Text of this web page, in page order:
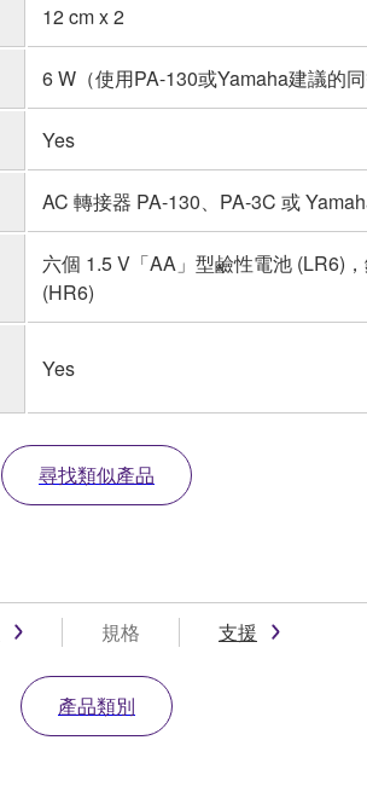
12 cm x 2
6 W（使用PA-130或Yamaha建議的
Yes
AC 轉接器 PA-130、PA-3C 或
六個 1.5 V「AA」型鹼性電池 (LR6)
(HR6)
Yes
尋找類似產品
規格 支援
產品類別